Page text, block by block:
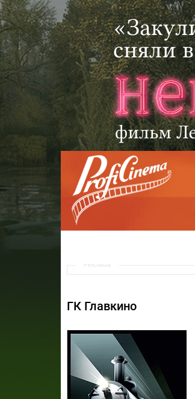
Реклама
ГК Главкино